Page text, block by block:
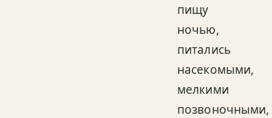
пищу
ночью,
питались
насекомыми,
мелкими
позвоночными,